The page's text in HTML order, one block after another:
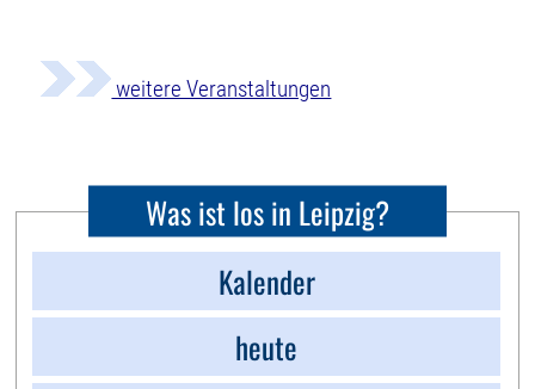
weitere Veranstaltungen
Was ist los in Leipzig?
Kalender
heute